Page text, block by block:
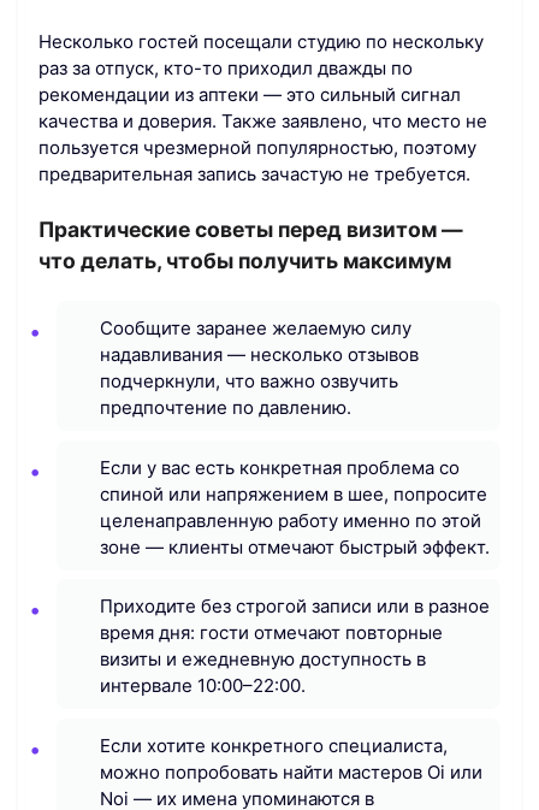
Несколько гостей посещали студию по нескольку
раз за отпуск, кто-то приходил дважды по
рекомендации из аптеки — это сильный сигнал
качества и доверия. Также заявлено, что место не
пользуется чрезмерной популярностью, поэтому
предварительная запись зачастую не требуется.
Практические советы перед визитом —
что делать, чтобы получить максимум
Сообщите заранее желаемую силу
надавливания — несколько отзывов
подчеркнули, что важно озвучить
предпочтение по давлению.
Если у вас есть конкретная проблема со
спиной или напряжением в шее, попросите
целенаправленную работу именно по этой
зоне — клиенты отмечают быстрый эффект.
Приходите без строгой записи или в разное
время дня: гости отмечают повторные
визиты и ежедневную доступность в
интервале 10:00–22:00.
Если хотите конкретного специалиста,
можно попробовать найти мастеров Oi или
Noi — их имена упоминаются в